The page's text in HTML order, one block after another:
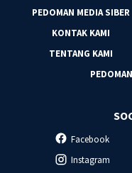
PEDOMAN MEDIA SIBER
KONTAK KAMI
TENTANG KAMI
Facebook
Instagram